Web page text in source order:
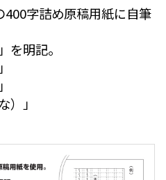
字詰め原稿用紙に自筆
を明記。
）」